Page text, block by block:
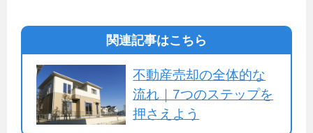
関連記事はこちら
不動産売却の全体的な
流れ｜7つのステップを
押さえよう